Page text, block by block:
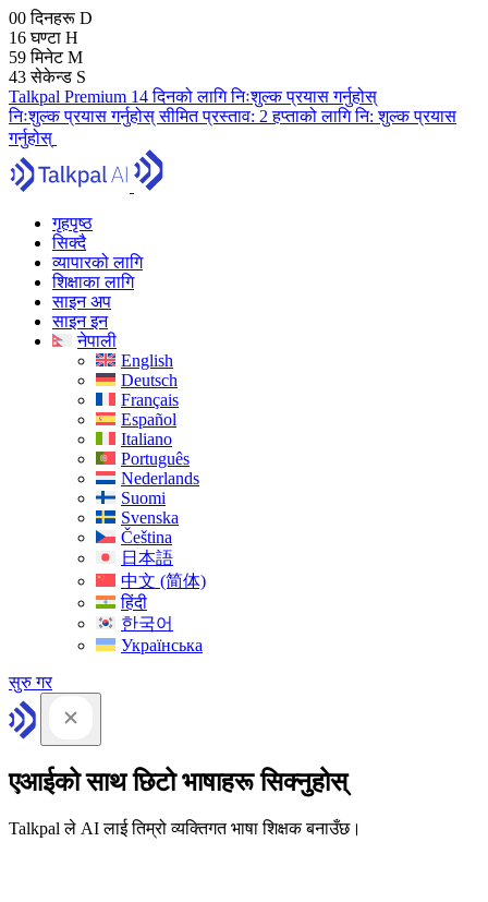
00 दिनहरू D
16 घण्टा H
59 मिनेटM
41 सेकेन्ड S
Talkpal Premium 14 दिनको लागि निःशुल्क प्रयास गर्नुहोस्
निःशुल्क प्रयास गर्नुहोस्सीमित प्रस्ताव: 2 हप्ताको लागि नि: शुल्क प्रयास
गर्नुहोस्
गृहपृष्ठ
सिक्दै
व्यापारको लागि
शिक्षाका लागि
साइन अप
साइन इन
नेपाली
English
Deutsch
Français
Español
Italiano
Português
Nederlands
Suomi
Svenska
Čeština
日本語
中文 (简体)
हिंदी
한국어
Українська
सुरु गर
एआईको साथ छिटो भाषाहरू सिक्नुहोस्
Talkpal ले AI लाई तिम्रो व्यक्तिगत भाषा शिक्षक बनाउँछ।